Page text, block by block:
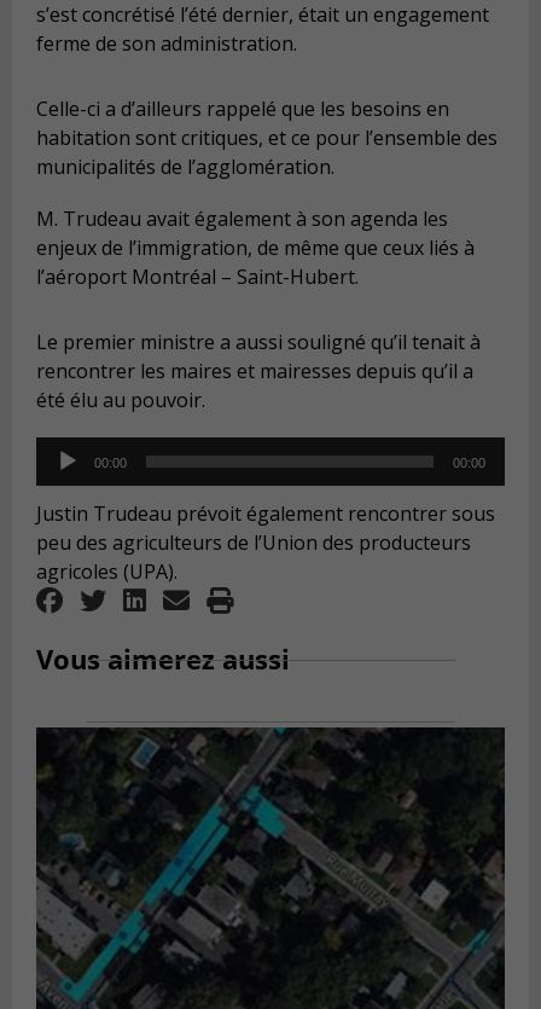
s’est concrétisé l’été dernier, était un engagement
ferme de son administration.
Celle-ci a d’ailleurs rappelé que les besoins en
habitation sont critiques, et ce pour l’ensemble des
municipalités de l’agglomération.
M. Trudeau avait également à son agenda les
enjeux de l’immigration, de même que ceux liés à
l’aéroport Montréal – Saint-Hubert.
Le premier ministre a aussi souligné qu’il tenait à
rencontrer les maires et mairesses depuis qu’il a
été élu au pouvoir.
Audio
Player
00:00 00:00
Justin Trudeau prévoit également rencontrer sous
peu des agriculteurs de l’Union des producteurs
agricoles (UPA).
Vous aimerez aussi